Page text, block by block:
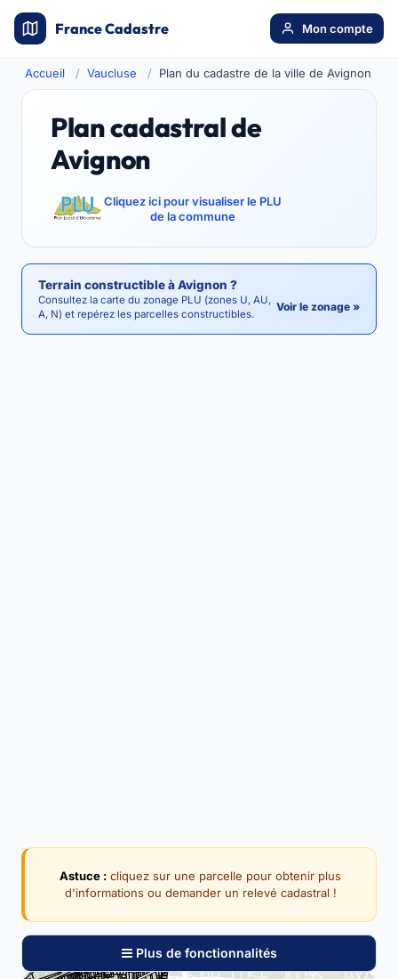
France Cadastre Mon compte
Accueil Vaucluse Plan du cadastre de la ville de Avignon
Plan cadastral de
Avignon
Cliquez ici pour visualiser le PLU
de la commune
Terrain constructible à Avignon ?
Consultez la carte du zonage PLU (zones U, AU,
A, N) et repérez les parcelles constructibles.
Voir le zonage »
Astuce : cliquez sur une parcelle pour obtenir plus
d'informations ou demander un relevé cadastral !
Plus de fonctionnalités